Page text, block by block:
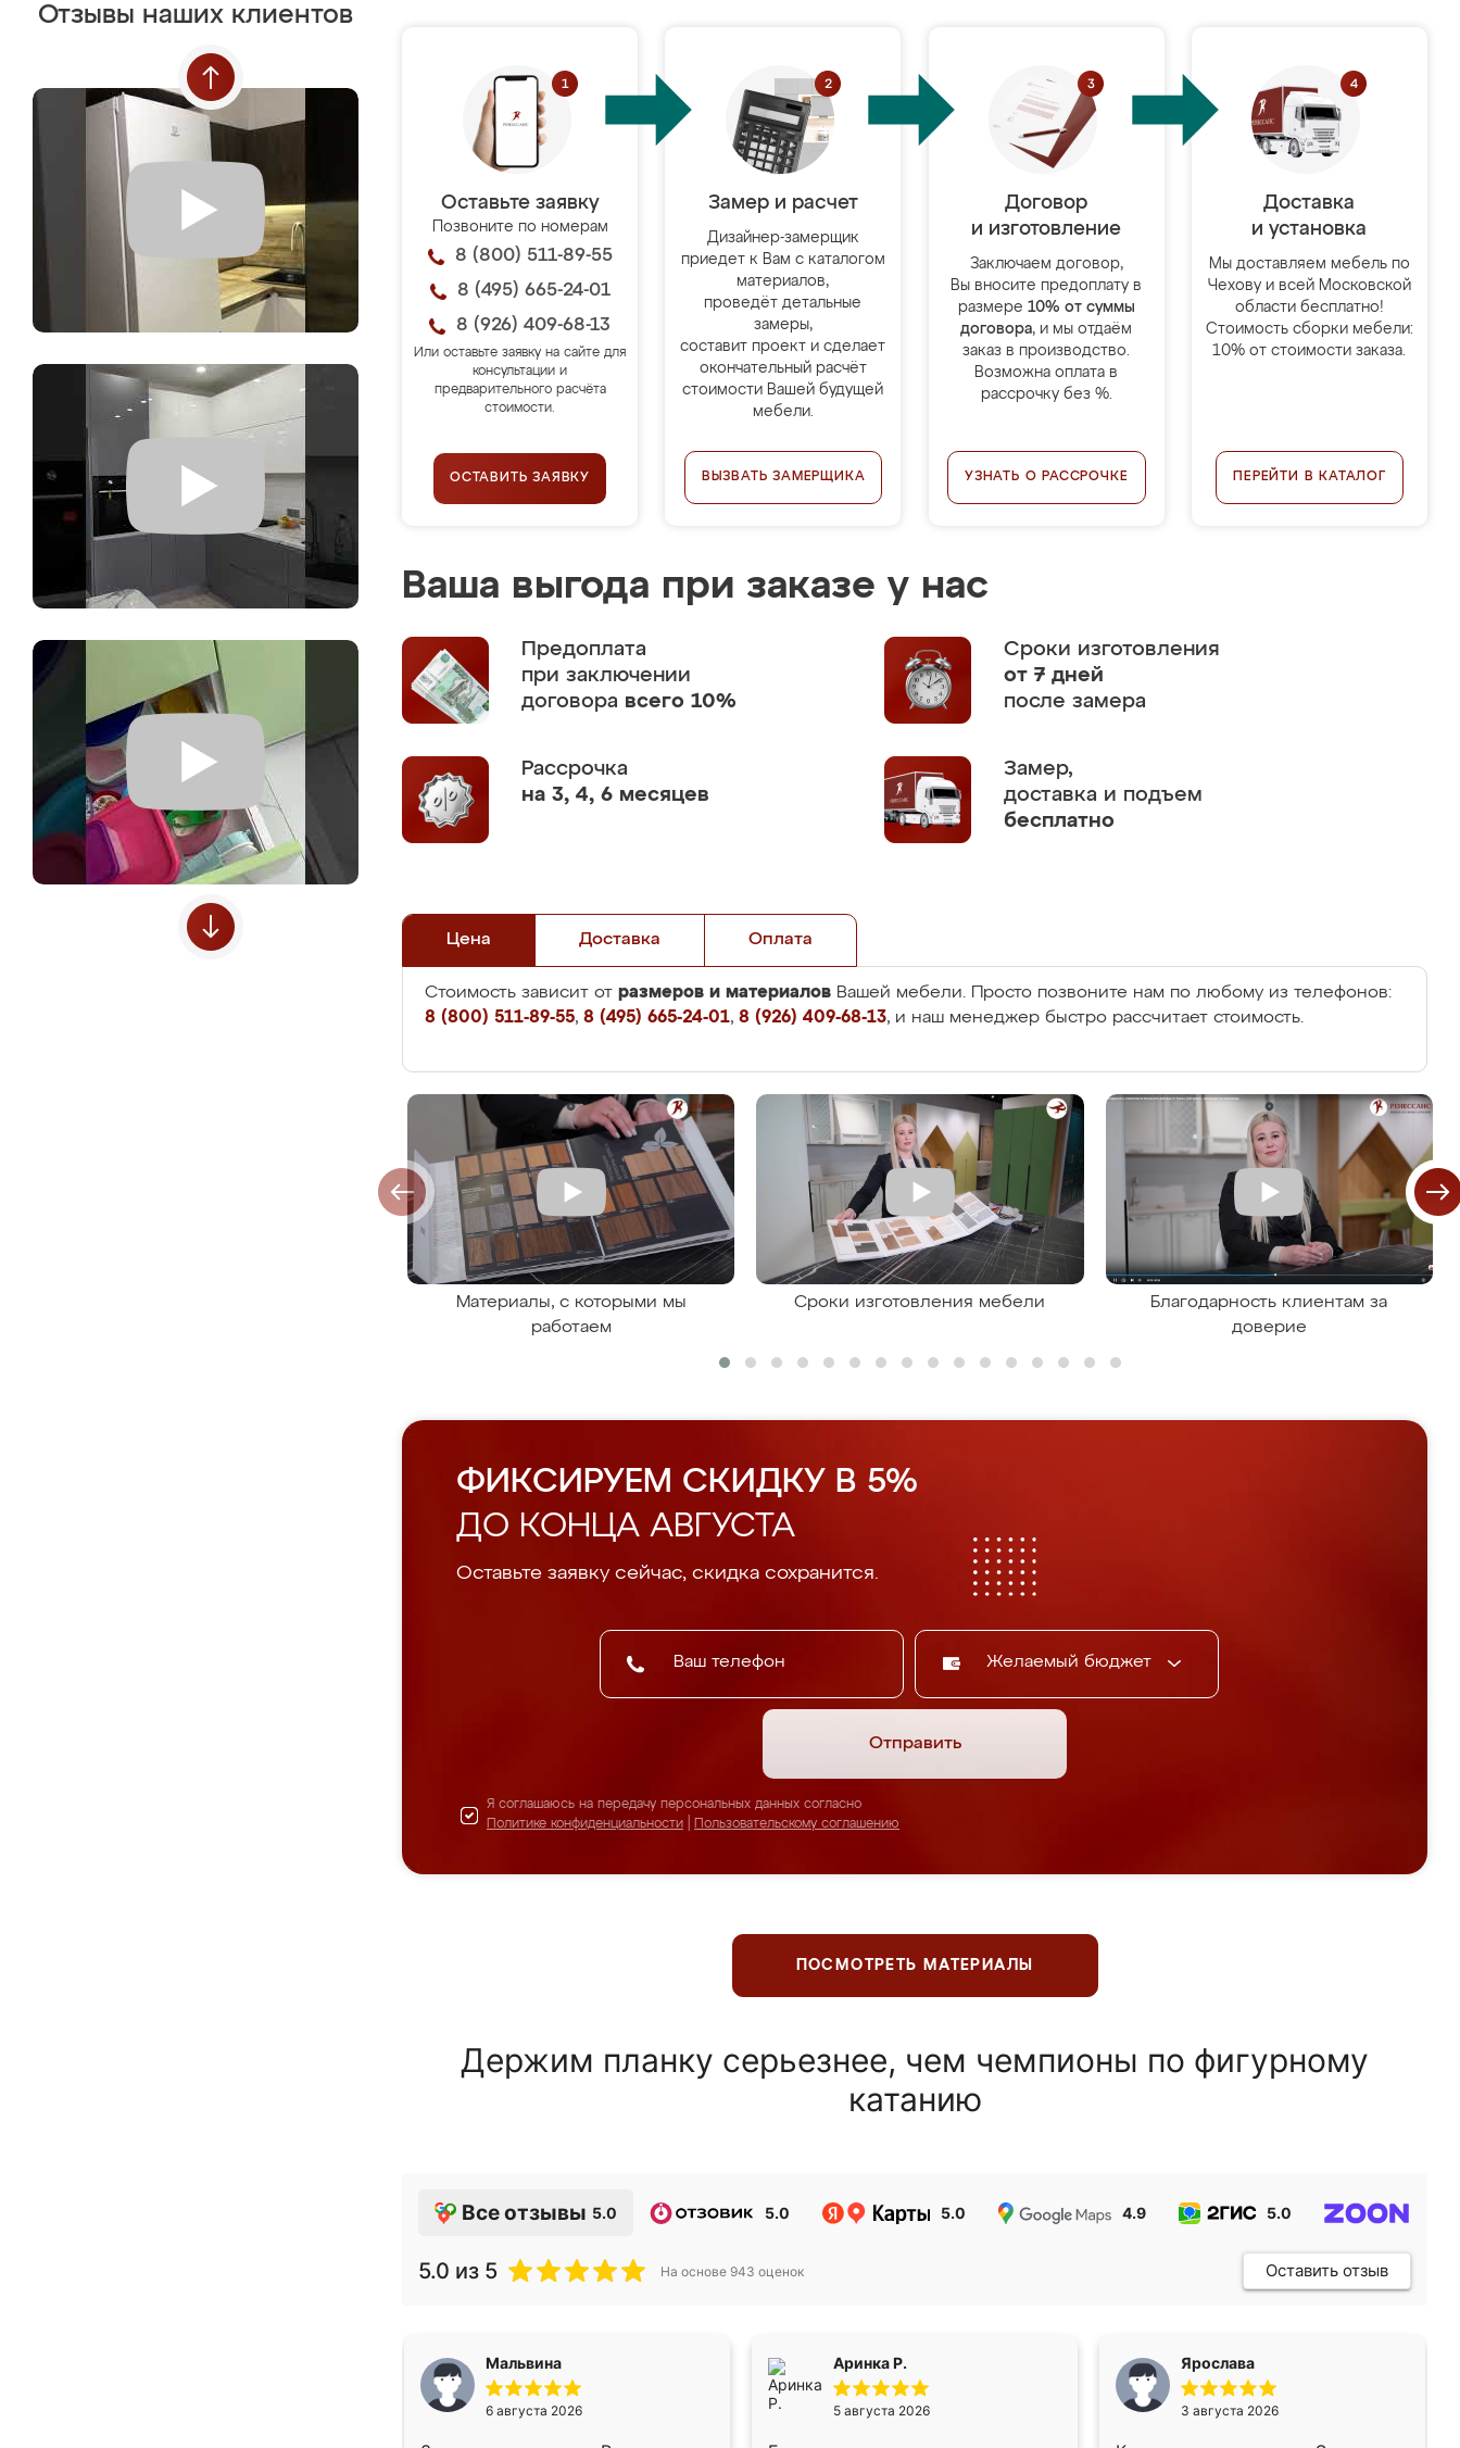
Отзывы наших клиентов
Оставьте заявку
Позвоните по номерам
8 (800) 511-89-55
8 (495) 665-24-01
8 (926) 409-68-13
Или оставьте заявку на сайте для
консультации и
предварительного расчёта
стоимости.
ОСТАВИТЬ ЗАЯВКУ
Замер и расчет
Дизайнер-замерщик
приедет к Вам с каталогом
материалов,
проведёт детальные
замеры,
составит проект и сделает
окончательный расчёт
стоимости Вашей будущей
мебели.
ВЫЗВАТЬ ЗАМЕРЩИКА
Договор
и изготовление
Заключаем договор,
Вы вносите предоплату в
размере 10% от суммы
договора, и мы отдаём
заказ в производство.
Возможна оплата в
рассрочку без %.
УЗНАТЬ О РАССРОЧКЕ
Доставка
и установка
Мы доставляем мебель по
Чехову и всей Московской
области бесплатно!
Стоимость сборки мебели:
10% от стоимости заказа.
ПЕРЕЙТИ В КАТАЛОГ
Ваша выгода при заказе у нас
Предоплата
при заключении
договора всего 10%
Сроки изготовления
от 7 дней
после замера
Рассрочка
на 3, 4, 6 месяцев
Замер,
доставка и подъем
бесплатно
Цена Доставка Оплата
Стоимость зависит от размеров и материалов Вашей мебели. Просто позвоните нам по любому из телефонов:
8 (800) 511-89-55, 8 (495) 665-24-01, 8 (926) 409-68-13, и наш менеджер быстро рассчитает стоимость.
Материалы, с которыми мы
работаем
Сроки изготовления мебели
Благодарность клиентам за
доверие
ФИКСИРУЕМ СКИДКУ В 5%
ДО КОНЦА АВГУСТА
Оставьте заявку сейчас, скидка сохранится.
Желаемый бюджет
Отправить
Я соглашаюсь на передачу персональных данных согласно
Политике конфиденциальности
Пользовательскому соглашению
ПОСМОТРЕТЬ МАТЕРИАЛЫ
Держим планку серьезнее, чем чемпионы по фигурному
катанию
Все отзывы 5.0 5.0 5.0 4.9 5.0
5.0 из 5 На основе 943 оценок Оставить отзыв
Мальвина
6 августа 2026
Аринка Р.
5 августа 2026
Ярослава
3 августа 2026